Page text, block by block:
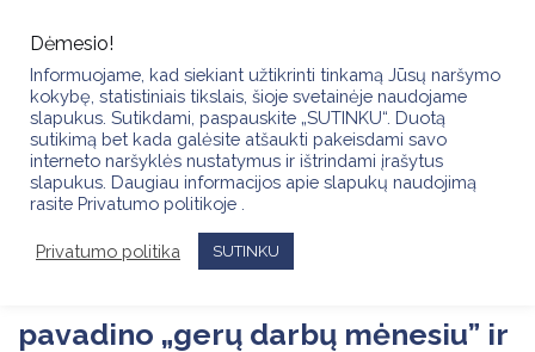
content
Nuo ankstyvo 2019 m. lapkričio 26
d. ryto „Kirpėjų ir grožio
pavadino „gerų darbų mėnesiu” ir
Dėmesio!
Informuojame, kad siekiant užtikrinti tinkamą Jūsų naršymo
kokybę, statistiniais tikslais, šioje svetainėje naudojame
slapukus. Sutikdami, paspauskite „SUTINKU“. Duotą
sutikimą bet kada galėsite atšaukti pakeisdami savo
interneto naršyklės nustatymus ir ištrindami įrašytus
slapukus. Daugiau informacijos apie slapukų naudojimą
rasite Privatumo politikoje .
Privatumo politika SUTINKU